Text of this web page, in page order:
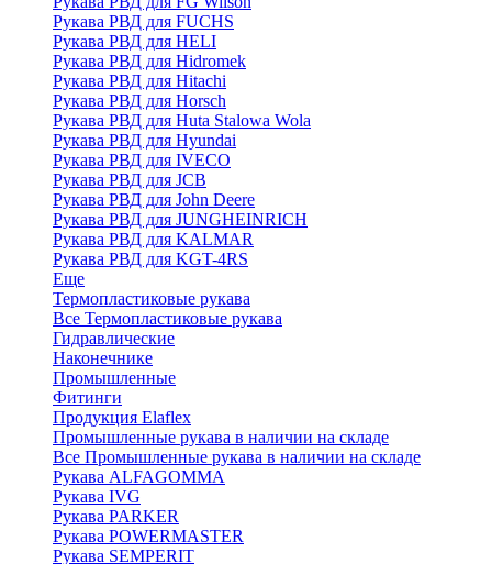
Рукава РВД для FUCHS
Рукава РВД для HELI
Рукава РВД для Hidromek
Рукава РВД для Hitachi
Рукава РВД для Horsch
Рукава РВД для Huta Stalowa Wola
Рукава РВД для Hyundai
Рукава РВД для IVECO
Рукава РВД для JCB
Рукава РВД для John Deere
Рукава РВД для JUNGHEINRICH
Рукава РВД для KALMAR
Рукава РВД для KGT-4RS
Еще
Термопластиковые рукава
Все Термопластиковые рукава
Гидравлические
Наконечнике
Промышленные
Фитинги
Продукция Elaflex
Промышленные рукава в наличии на складе
Все Промышленные рукава в наличии на складе
Рукава ALFAGOMMA
Рукава IVG
Рукава PARKER
Рукава POWERMASTER
Рукава SEMPERIT